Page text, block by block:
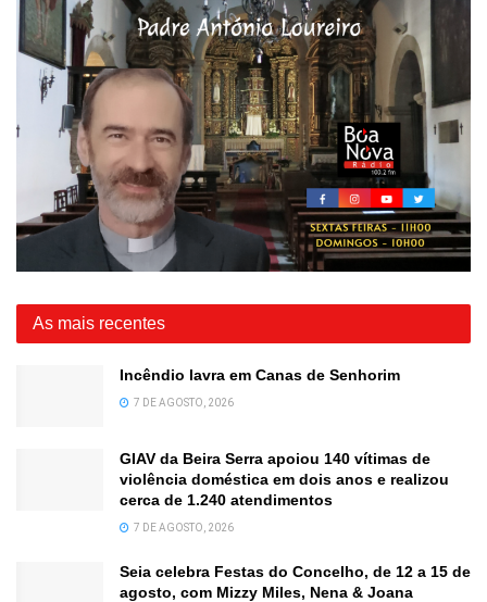
As mais recentes
Incêndio lavra em Canas de Senhorim
7 DE AGOSTO, 2026
GIAV da Beira Serra apoiou 140 vítimas de
violência doméstica em dois anos e realizou
cerca de 1.240 atendimentos
7 DE AGOSTO, 2026
Seia celebra Festas do Concelho, de 12 a 15 de
agosto, com Mizzy Miles, Nena & Joana